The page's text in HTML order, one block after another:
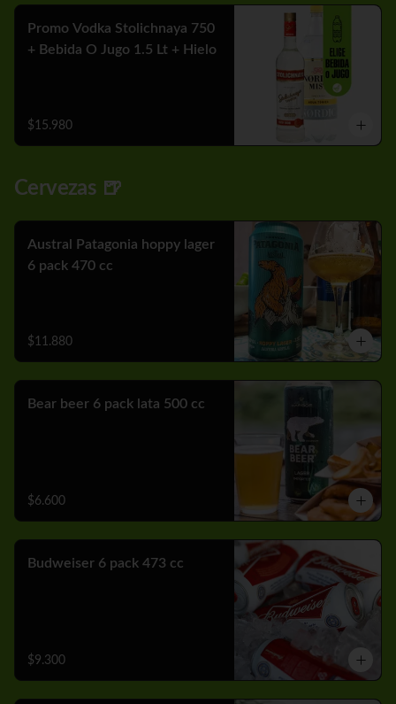
Promo Vodka Stolichnaya 750
+ Bebida O Jugo 1.5 Lt + Hielo
$15.980
Cervezas 🍺
Austral Patagonia hoppy lager
6 pack 470 cc
$11.880
Bear beer 6 pack lata 500 cc
$6.600
Budweiser 6 pack 473 cc
$9.300